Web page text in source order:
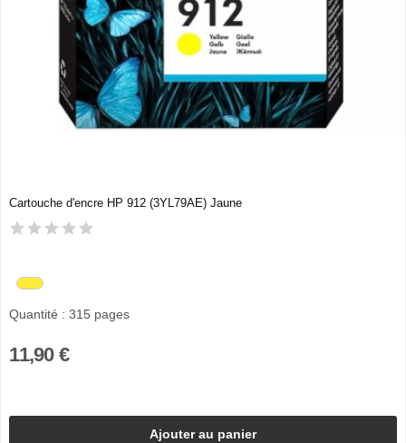
Cartouche d'encre HP 912 (3YL79AE) Jaune
Quantité : 315 pages
11,90 €
Ajouter au panier